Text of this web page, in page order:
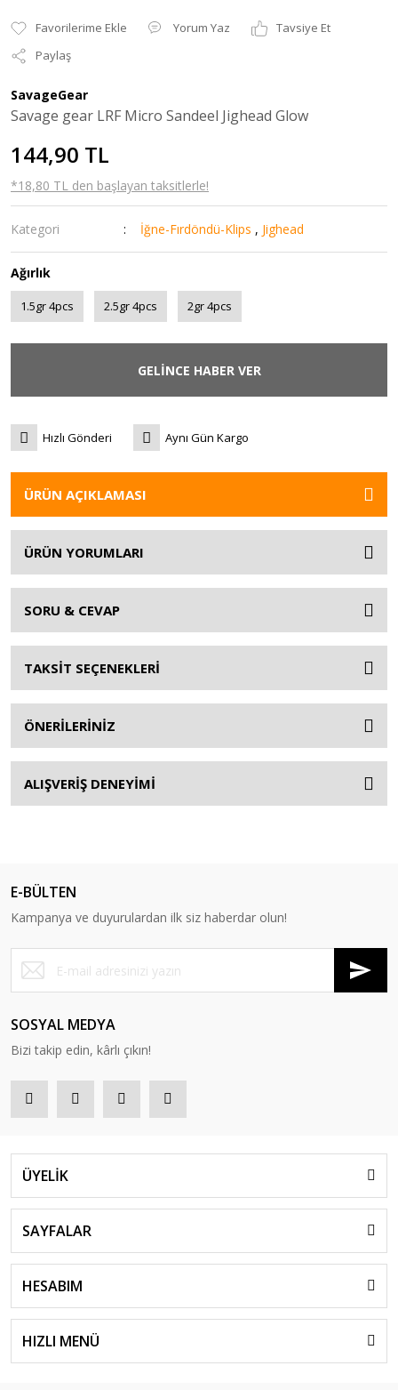
Yorum Yaz
Tavsiye Et
Paylaş
SavageGear
Savage gear LRF Micro Sandeel Jighead Glow
144,90 TL
*18,80 TL den başlayan taksitlerle!
Kategori İğne-Fırdöndü-Klips , Jighead
Ağırlık
1.5gr 4pcs 2.5gr 4pcs 2gr 4pcs
GELİNCE HABER VER
Hızlı Gönderi Aynı Gün Kargo
ÜRÜN AÇIKLAMASI
ÜRÜN YORUMLARI
SORU & CEVAP
TAKSİT SEÇENEKLERİ
ÖNERİLERİNİZ
ALIŞVERİŞ DENEYİMİ
E-BÜLTEN
Kampanya ve duyurulardan ilk siz haberdar olun!
SOSYAL MEDYA
Bizi takip edin, kârlı çıkın!
ÜYELİK
SAYFALAR
HESABIM
HIZLI MENÜ